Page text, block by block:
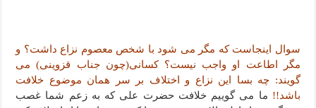
سوال اینجاست که مگر می شود با شخص معصوم نزاع داشت؟ و
مگر اطاعت او واجب نیست؟ کسانی(چون جناب قزوینی) می
گویند: چه بسا این نزاع و اختلاف بر سر همان موضوع خلافت
باشد!! ما می گوییم خلافت حضرت علی که به زعم شما غصب